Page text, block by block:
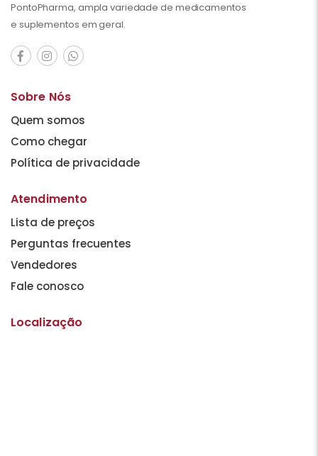
PontoPharma, ampla variedade de medicamentos
e suplementos em geral.
Sobre Nós
Quem somos
Como chegar
Política de privacidade
Atendimento
Lista de preços
Perguntas frecuentes
Vendedores
Fale conosco
Localização